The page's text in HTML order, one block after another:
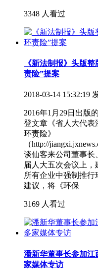
3348 人看过
《新法制报》头版
责险”提案
2018-03-14 15:32:19
2016年1月29日出版
登文章《省人大代表
环责险》
（http://
谈仙客来公司董事长
届人大五次会议上
所有企业中强制推
建议，将《环保
3169 人看过
潘新华董事长参加江
家媒体专访